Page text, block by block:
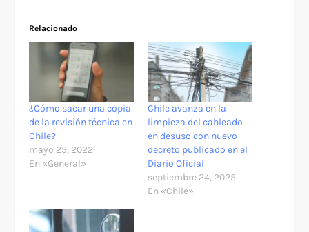
Relacionado
¿Cómo sacar una copia
de la revisión técnica en
Chile?
mayo 25, 2022
En «General»
Chile avanza en la
limpieza del cableado
en desuso con nuevo
decreto publicado en el
Diario Oficial
septiembre 24, 2025
En «Chile»